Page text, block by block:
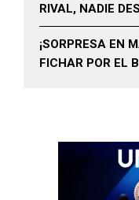
RIVAL, NADIE
¡SORPRESA EN
FICHAR POR EL